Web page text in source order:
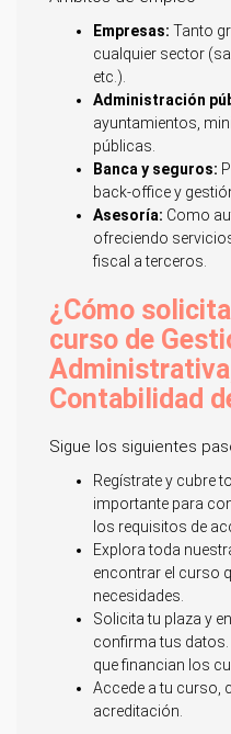
Empresas: Tanto
cualquier sector
etc.).
Administración
ayuntamientos,
públicas.
Banca y seguros:
back-office y
Asesoría: Como
ofreciendo
fiscal a terceros.
¿Cómo
curso de
Contabilidad
Sigue los siguientes
Regístrate y cubre
importante para
los requisitos de
Explora toda
encontrar el curso
necesidades.
Solicita tu plaza y
confirma tus datos.
que financian los
Accede a tu curso,
acreditación.